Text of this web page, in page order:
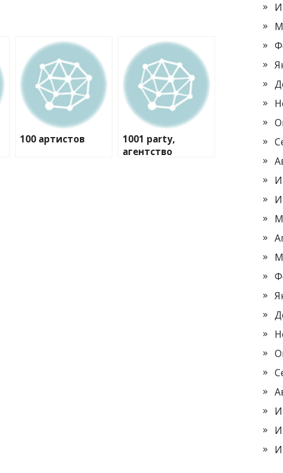
100 артистов
1001 party,
агентство